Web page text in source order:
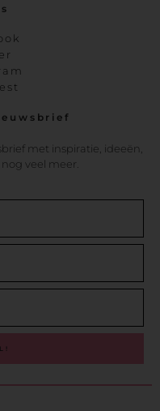
met inspiratie, ideeën,
veel meer.